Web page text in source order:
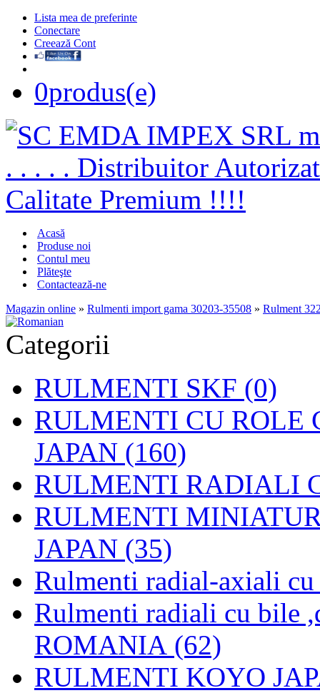
Lista mea de preferinte
Conectare
Creează Cont
0produs(e)
Acasă
Produse noi
Contul meu
Plăteşte
Contactează-ne
Magazin online » Rulmenti import gama 30203-35508 » Rulment
Categorii
RULMENTI SKF (0)
RULMENTI CU ROLE
JAPAN (160)
RULMENTI RADIALI
RULMENTI
JAPAN (35)
Rulmenti radial-axiali
Rulmenti radiali cu bile
ROMANIA (62)
RULMENTI KOYO